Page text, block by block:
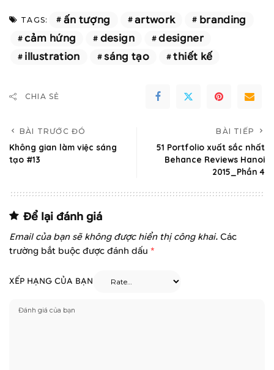
TAGS: ấn tượng artwork
branding
cảm hứng
design
designer
illustration
sáng tạo thiết kế
CHIA SẺ
BÀI TRƯỚC ĐÓ
Không gian làm việc sáng
tạo #13
BÀI TIẾP
51 Portfolio xuất sắc nhất
Behance Reviews Hanoi
2015_Phần 4
Để lại đánh giá
Email của bạn sẽ không được hiển thị công khai. Các
trường bắt buộc được đánh dấu *
XẾP HẠNG CỦA BẠN